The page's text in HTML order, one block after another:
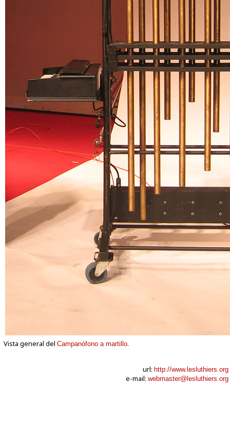
Vista general del Campanófono a martillo.
url: http://www.lesluthiers.org
e-mail: webmaster@lesluthiers.org